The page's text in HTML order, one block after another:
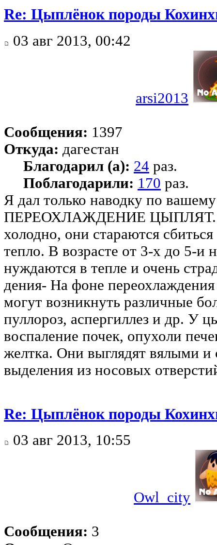
Re: Цыплёнок породы
03 авг 2013, 00:42
arsi2013
Сообщения: 1397
Откуда: дагестан
Благодарил (а): 24 раз.
Поблагодарили: 170 раз.
Я дал только наводку по
ПЕРЕОХЛАЖДЕНИЕ ЦЫПЛЯТ.
холодно, они стараются
тепло. В возрасте от 3-х до 5-и
нуждаются в тепле и очень
дения- На фоне
могут возникнуть различные
пуллороз, аспергиллез и др. У
воспаление почек, опухоли
желтка. Они выглядят вялыми
выделения из носовых
Re: Цыплёнок породы
03 авг 2013, 10:55
Owl_city
Сообщения: 3